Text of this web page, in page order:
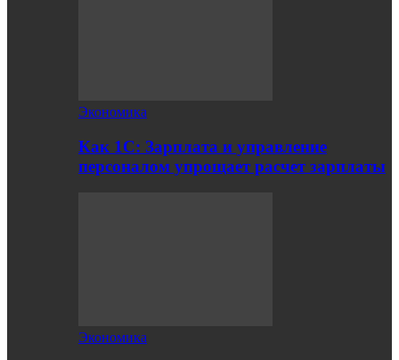
Экономика
Как 1С: Зарплата и управление
персоналом упрощает расчет зарплаты
Экономика